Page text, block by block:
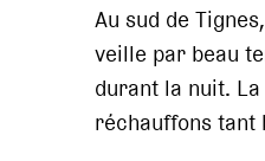
Au sud de
veille par beau
durant la nuit.
réchauffons tant